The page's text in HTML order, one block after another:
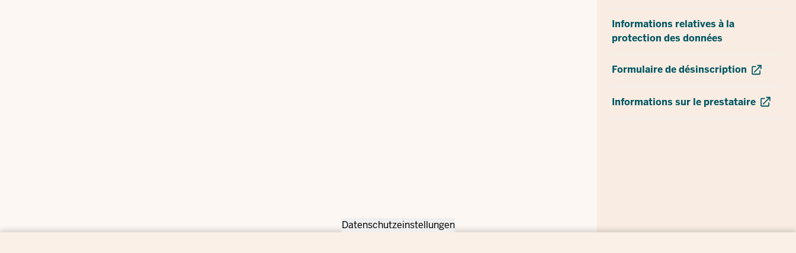
Datenschutzeinstellungen
Informations relatives à la
protection des données
Formulaire de désinscription
Informations sur le prestataire